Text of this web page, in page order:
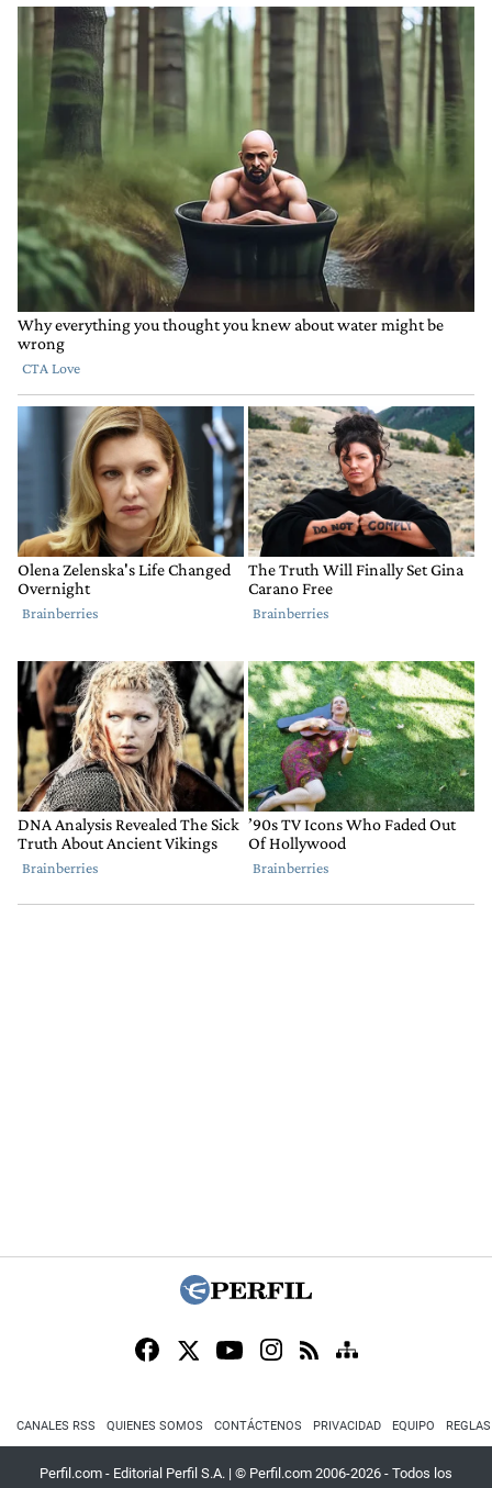
CANALES RSS QUIENES SOMOS CONTÁCTENOS PRIVACIDAD EQUIPO
Perfil.com - Editorial Perfil S.A. | © Perfil.com 2006-2026 - Todos los